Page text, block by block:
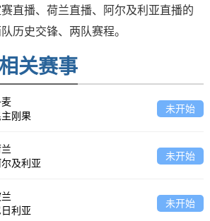
直播、荷兰直播、阿尔及利亚直播的
历史交锋、两队赛程。
关赛事
主刚果
未开始
尔及利亚
未开始
利亚
未开始